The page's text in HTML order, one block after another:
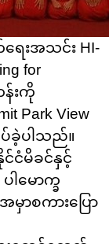
ရေးအသင်း HI-
for
းကို
Park View
ခဲ့ပါသည်။
ငံမိခင်နှင့်
ါမောက္ခ
ာစကားပြော